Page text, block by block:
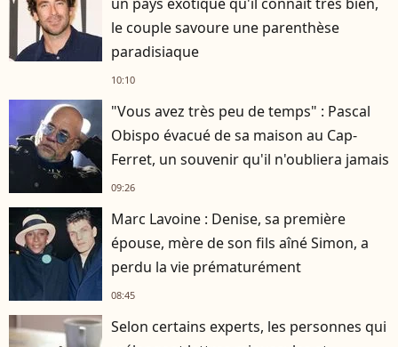
le couple savoure une parenthèse
paradisiaque
10:10
"Vous avez très peu de temps" : Pascal
Obispo évacué de sa maison au Cap-
Ferret, un souvenir qu'il n'oubliera jamais
09:26
Marc Lavoine : Denise, sa première
épouse, mère de son fils aîné Simon, a
perdu la vie prématurément
08:45
Selon certains experts, les personnes qui